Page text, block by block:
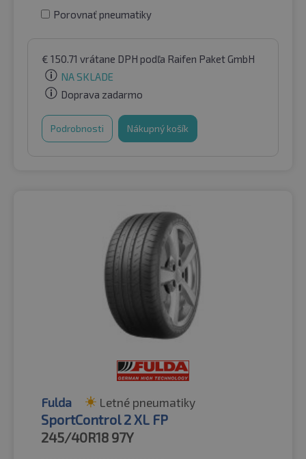
Porovnať pneumatiky
€ 150.71 vrátane DPH podľa Raifen Paket GmbH
NA SKLADE
Doprava zadarmo
Podrobnosti Nákupný košík
Fulda Letné pneumatiky
SportControl 2 XL FP
245/40R18 97Y